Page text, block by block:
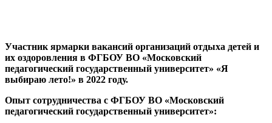
Участник ярмарки вакансий организаций отдыха детей и
их оздоровления в ФГБОУ ВО «Московский
педагогический государственный университет» «Я
выбираю лето!» в 2022 году.
Опыт сотрудничества с ФГБОУ ВО «Московский
педагогический государственный университет»: